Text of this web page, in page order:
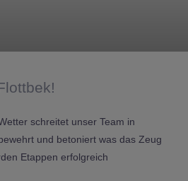
schreitet unser Team in
und betoniert was das Zeug
Etappen erfolgreich